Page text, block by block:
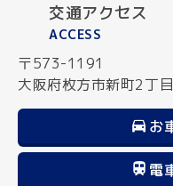
交通アクセス
ACCESS
〒573-1191
大阪府枚方市新町2丁
お
電